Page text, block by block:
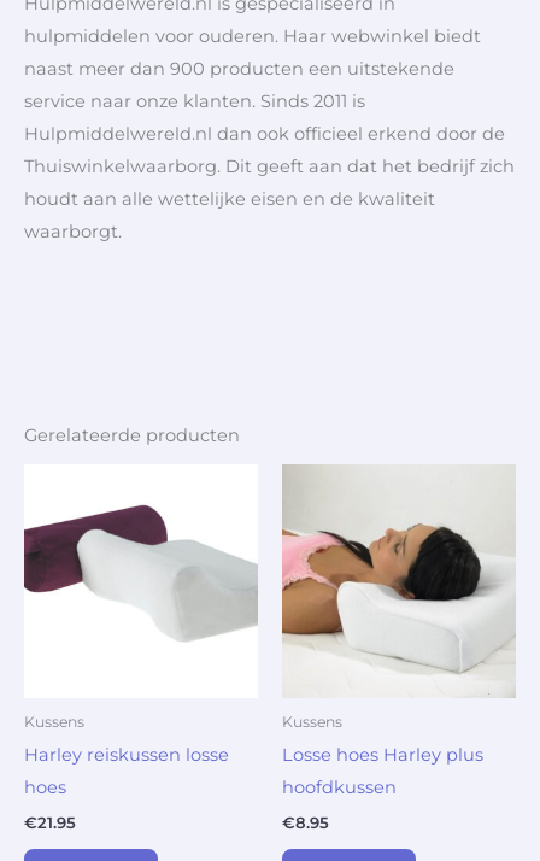
hulpmiddelen voor ouderen. Haar webwinkel biedt
naast meer dan 900 producten een uitstekende
service naar onze klanten. Sinds 2011 is
Hulpmiddelwereld.nl dan ook officieel erkend door de
Thuiswinkelwaarborg. Dit geeft aan dat het bedrijf zich
houdt aan alle wettelijke eisen en de kwaliteit
waarborgt.
Gerelateerde producten
Kussens
Harley reiskussen losse
hoes
€21.95
Kussens
Losse hoes Harley plus
hoofdkussen
€8.95